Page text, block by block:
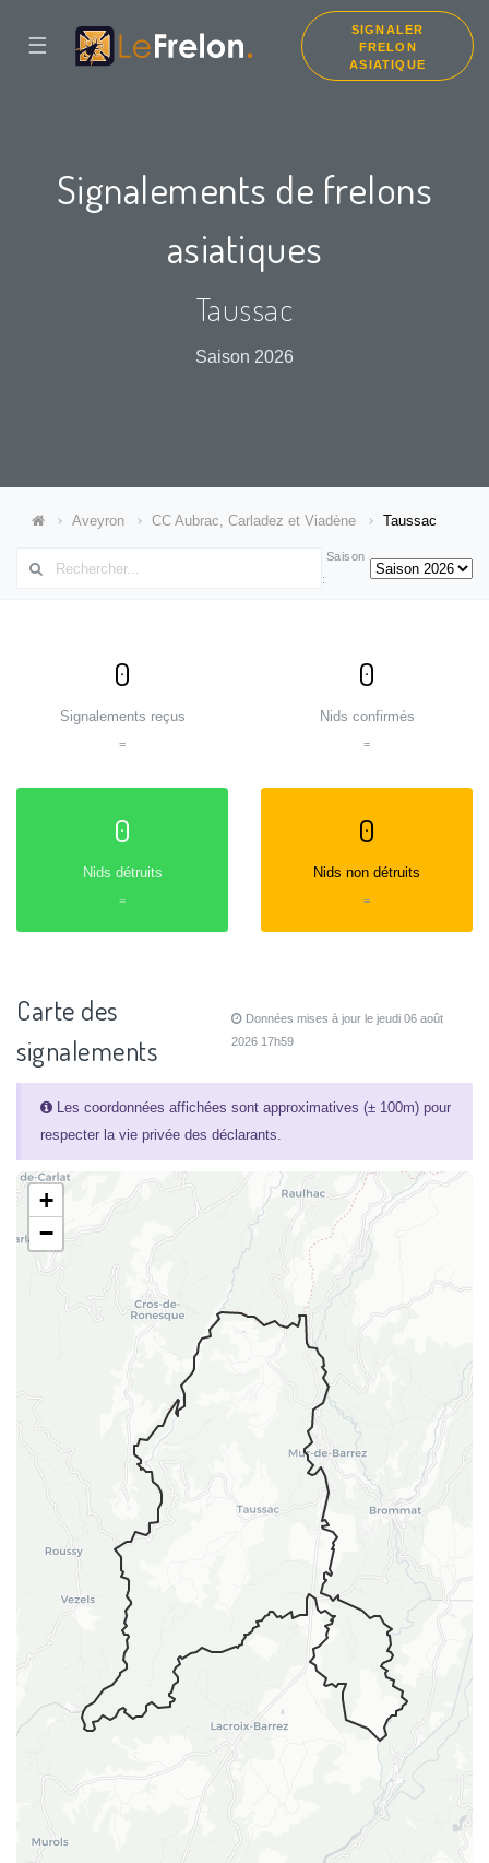
☰
SIGNALER
FRELON
ASIATIQUE
Signalements de frelons
asiatiques
Taussac
Saison 2026
Aveyron CC Aubrac, Carladez et Viadène Taussac
Saison
:
0
Signalements reçus
=
0
Nids confirmés
=
0
Nids détruits
=
0
Nids non détruits
=
Carte des
signalements
Données mises à jour le jeudi 06 août
2026 17h59
Les coordonnées affichées sont approximatives (± 100m) pour
respecter la vie privée des déclarants.
+
−